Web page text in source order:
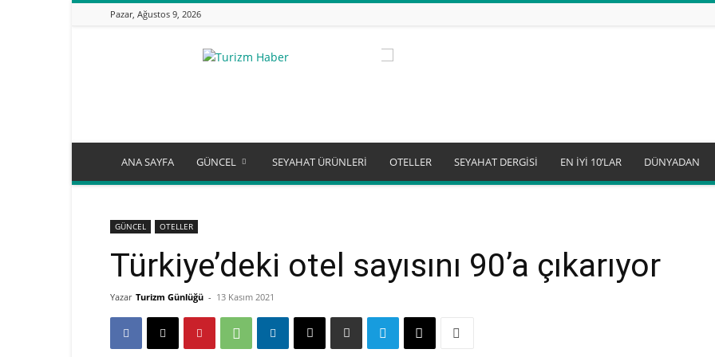
Pazar, Ağustos 9, 2026
Turizm
ANA SAYFA GÜNCEL SEYAHAT ÜRÜNLERİ OTELLER SEYAHAT DERGİSİ EN İYİ 10’LAR DÜNYADAN
GÜNCEL OTELLER
Türkiye’deki otel sayısını 90’a çıkarıyor
Yazar Turizm Günlüğü - 13 Kasım 2021